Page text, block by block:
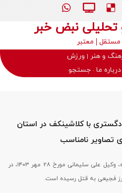
تحلیلی نبض خبر
مستقل
معتبر
و هنر
ورزش
درباره ما جستجو
با کلاشینکف در استان
تصاویر نامناسب
نبض خبر : حسب گزارش های منتشره، وکیل علی سلیمانی مورخ ۲۸ مهر ۱۴۰۳، در
فجیعی به قتل رسیده است.